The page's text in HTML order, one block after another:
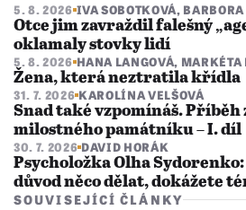
5. 8. 2026 IVA SOBOTKOVÁ,
Otce jim zavraždil falešný
oklamaly stovky lidí
5. 8. 2026 HANA LANGOVÁ,
Žena, která neztratila křídla
31. 7. 2026 KAROLÍNA VELŠOVÁ
Snad také vzpomínáš.
milostného památníku – I. díl
30. 7. 2026 DAVID HORÁK
Psycholožka Olha
důvod něco dělat, dokážete
SOUVISEJÍCÍ ČLÁNKY